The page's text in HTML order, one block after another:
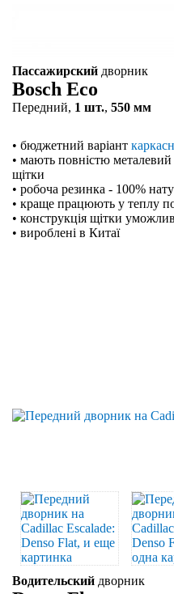
Пассажирский дворник
Bosch Eco
Передний, 1 шт., 550 мм
• бюджетний варіант
• мають повністю металевий
щітки
• робоча резинка - 100%
• краще працюють у теплу
• конструкція щітки
• вироблені в Китаї
Водительский дворник